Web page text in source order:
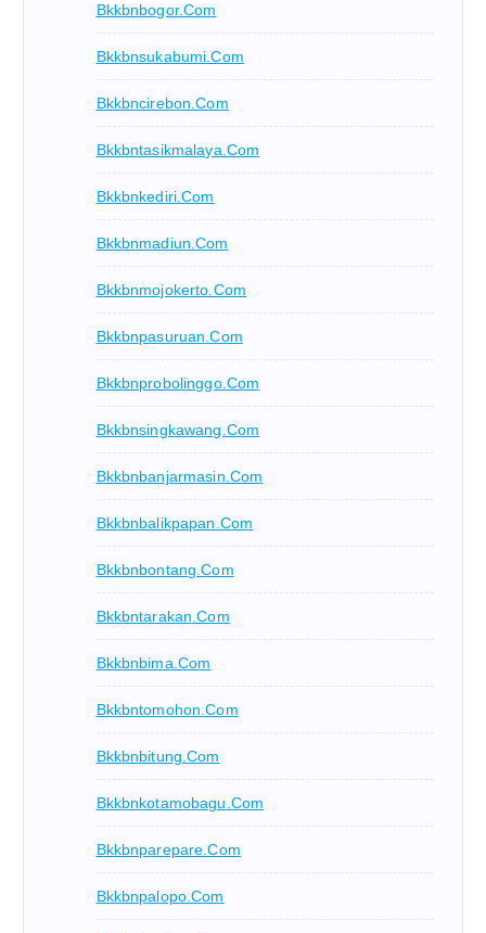
Bkkbnbogor.com
Bkkbnsukabumi.com
Bkkbncirebon.com
Bkkbntasikmalaya.com
Bkkbnkediri.com
Bkkbnmadiun.com
Bkkbnmojokerto.com
Bkkbnpasuruan.com
Bkkbnprobolinggo.com
Bkkbnsingkawang.com
Bkkbnbanjarmasin.com
Bkkbnbalikpapan.com
Bkkbnbontang.com
Bkkbntarakan.com
Bkkbnbima.com
Bkkbntomohon.com
Bkkbnbitung.com
Bkkbnkotamobagu.com
Bkkbnparepare.com
Bkkbnpalopo.com